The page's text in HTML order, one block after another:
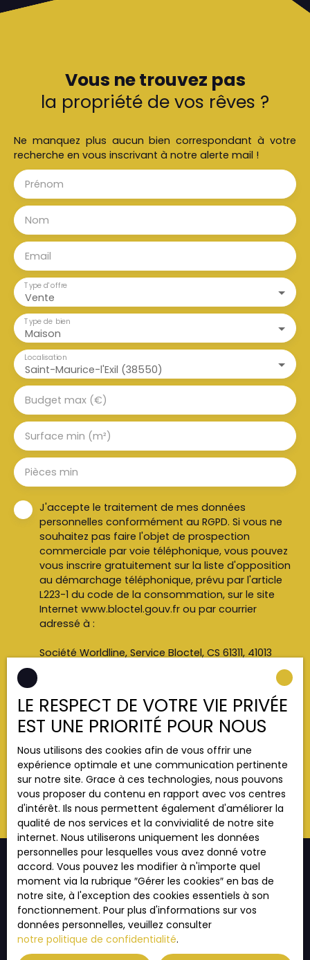
Vous ne trouvez pas
la propriété de vos rêves ?
Ne manquez plus aucun bien correspondant à votre
recherche en vous inscrivant à notre alerte mail !
Prénom
Nom
Email
Vente
Type d'offre
Maison
Type de bien
Saint-Maurice-l'Exil (38550)
Localisation
Budget max (€)
Surface min (m²)
Pièces min
J'accepte le traitement de mes données
personnelles conformément au RGPD. Si vous ne
souhaitez pas faire l'objet de prospection
commerciale par voie téléphonique, vous pouvez
vous inscrire gratuitement sur la liste d'opposition
au démarchage téléphonique, prévu par l'article
L223-1 du code de la consommation, sur le site
Internet www.bloctel.gouv.fr ou par courrier
adressé à :
Société Worldline, Service Bloctel, CS 61311, 41013
Pour en savoir plus sur le traitement de vos
données personnelles, veuillez consulter notre
politique de confidentialité.
Recevoir des annonces
JE RECHERCHE UN BIEN
Vente appartement Strasbourg (67000)
Vente appartement Strasbourg (67200)
LE RESPECT DE VOTRE VIE PRIVÉE
EST UNE PRIORITÉ POUR NOUS
Nous utilisons des cookies afin de vous offrir une
expérience optimale et une communication pertinente
sur notre site. Grace à ces technologies, nous pouvons
vous proposer du contenu en rapport avec vos centres
d'intérêt. Ils nous permettent également d'améliorer la
qualité de nos services et la convivialité de notre site
internet. Nous utiliserons uniquement les données
personnelles pour lesquelles vous avez donné votre
accord. Vous pouvez les modifier à n'importe quel
moment via la rubrique ″Gérer les cookies″ en bas de
notre site, à l'exception des cookies essentiels à son
fonctionnement. Pour plus d'informations sur vos
données personnelles, veuillez consulter
notre politique de confidentialité.